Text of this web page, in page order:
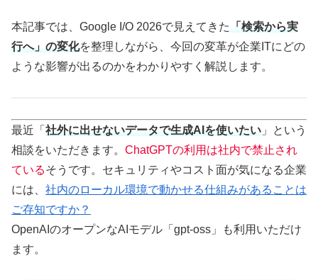
本記事では、Google I/O 2026で見えてきた
「検索から実
行へ」の変化を整理しながら、今回の変革が企業ITにどの
ような影響が出るのかをわかりやすく解説します。
最近「 社外に出せないデータで生成AIを使いたい 」という
相談をいただきます。 ChatGPTの利用は社内で禁止され
ているそうです。セキュリティやコスト面が気になる企業
には、 社内のローカル環境で動かせる仕組みがあることは
ご存知ですか？
OpenAIのオープンなAIモデル「gpt-oss」も利用いただけ
ます。